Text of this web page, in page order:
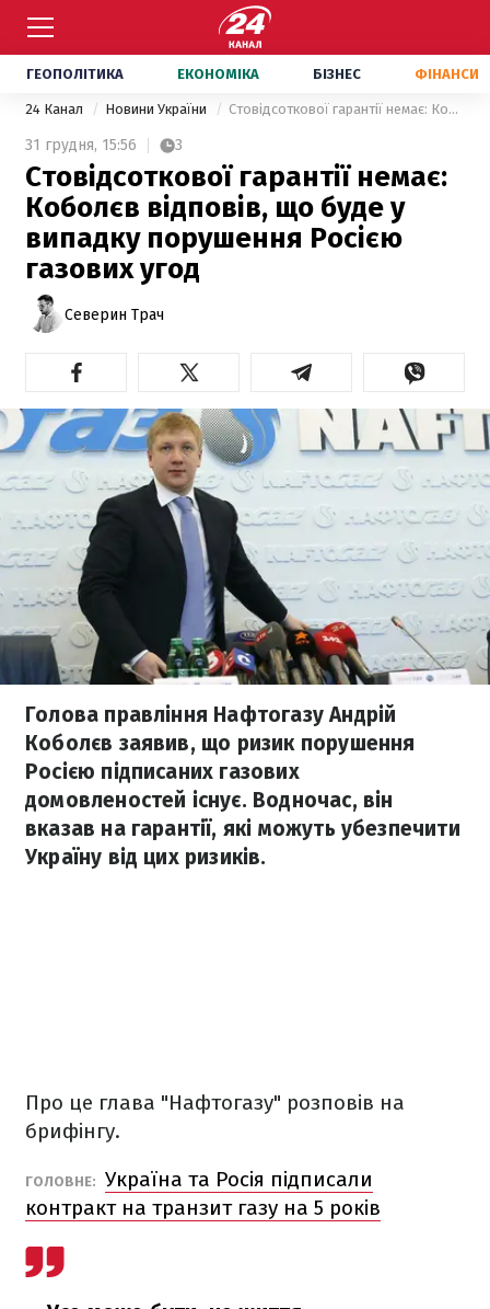
ГЕОПОЛІТИКА ЕКОНОМІКА БІЗНЕС ФІНАНСИ
24 Канал Новини України Стовідсоткової гарантії немає: Коболєв відповів, що буде у випадку порушення Росією газових угод
31 грудня, 15:56 3
Стовідсоткової гарантії немає:
Коболєв відповів, що буде у
випадку порушення Росією
газових угод
Северин Трач
Голова правління Нафтогазу Андрій
Коболєв заявив, що ризик порушення
Росією підписаних газових
домовленостей існує. Водночас, він
вказав на гарантії, які можуть убезпечити
Україну від цих ризиків.
Про це глава "Нафтогазу" розповів на
брифінгу.
ГОЛОВНЕ: Україна та Росія підписали
контракт на транзит газу на 5 років